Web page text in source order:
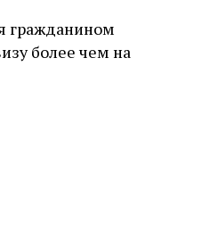
гражданином
более чем на